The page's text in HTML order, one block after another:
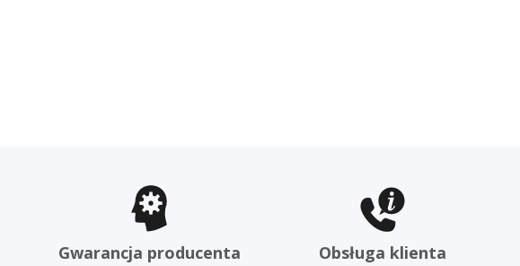
Gwarancja producenta Obsługa klienta